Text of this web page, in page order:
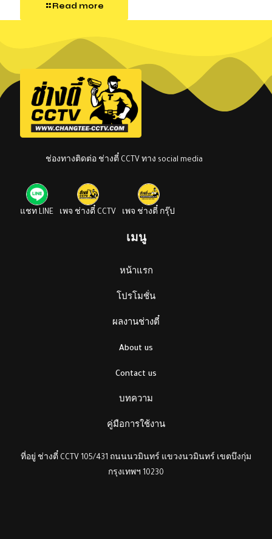
Read more
ช่องทางติดต่อ ช่างตี๋ CCTV ทาง social media
แชท LINE เพจ ช่างตี๋ CCTV เพจ ช่างตี๋ กรุ๊ป
เมนู
หน้าแรก
โปรโมชั่น
ผลงานช่างตี๋
About us
Contact us
บทความ
คู่มือการใช้งาน
ที่อยู่ ช่างตี๋ CCTV 105/431 ถนนนวมินทร์ แขวงนวมินทร์ เขตบึงกุ่ม
กรุงเทพฯ 10230